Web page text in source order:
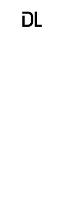
您的